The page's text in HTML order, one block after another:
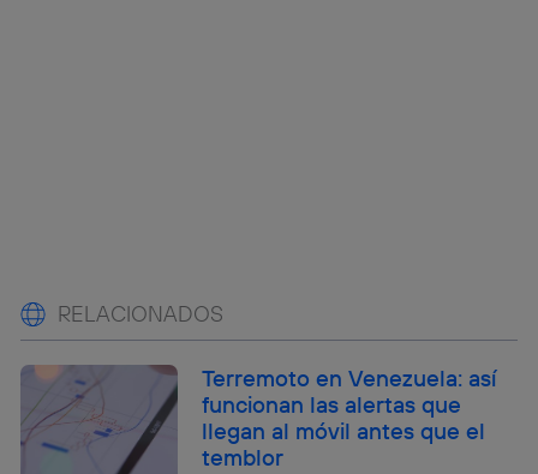
RELACIONADOS
Terremoto en Venezuela: así
funcionan las alertas que
llegan al móvil antes que el
temblor